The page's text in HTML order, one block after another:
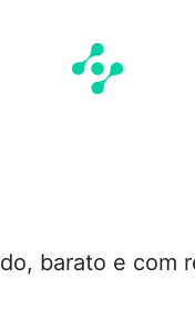
barato e com